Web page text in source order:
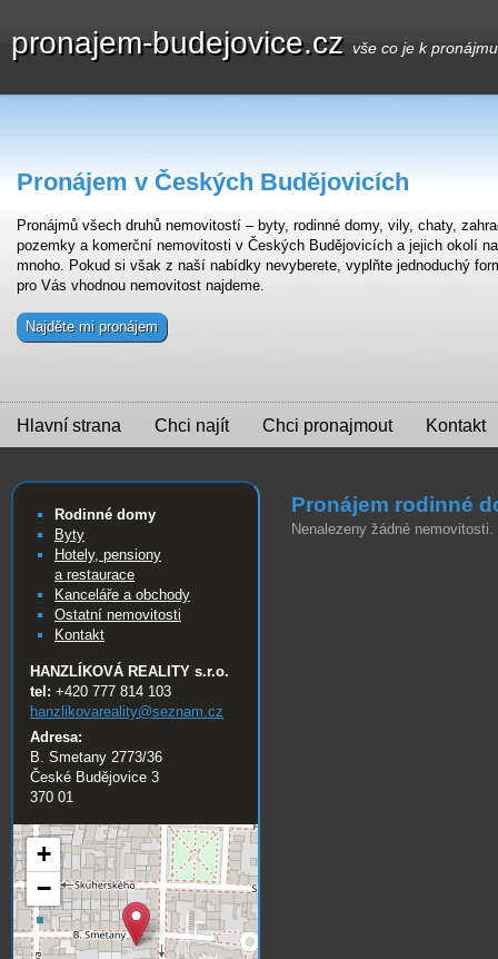
pronajem-budejovice.cz vše co je k
Hlavní strana Chci najít Chci pronajmout Kontakt
Pronájem v Českých Budějovicích
Pronájmů všech druhů nemovitostí – byty, rodinné domy, vily, chaty,
pozemky a komerční nemovitosti v Českých Budějovicích a jejich okolí
mnoho. Pokud si však z naší nabídky nevyberete, vyplňte jednoduchý
pro Vás vhodnou nemovitost najdeme.
Najděte mi pronájem
Pronájem rodinné
Nenalezeny žádné nemovitosti.
Rodinné domy
Byty
Hotely, pensiony
a restaurace
Kanceláře a obchody
Ostatní nemovitosti
Kontakt
HANZLÍKOVÁ REALITY s.r.o.
tel: +420 777 814 103
hanzlikovareality@seznam.cz
Adresa:
B. Smetany 2773/36
České Budějovice 3
370 01
+
−